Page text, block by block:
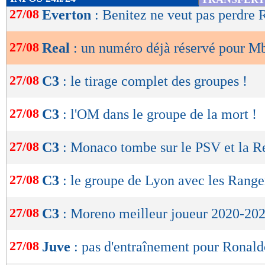
de
OK
27/08 Everton : Benitez ne veut pas perdre
27/08 Real : un numéro déjà réservé pour
27/08 C3 : le tirage complet des groupes !
27/08 C3 : l'OM dans le groupe de la mort !
27/08 C3 : Monaco tombe sur le PSV et la
27/08 C3 : le groupe de Lyon avec les
27/08 C3 : Moreno meilleur joueur 2020-
27/08 Juve : pas d'entraînement pour